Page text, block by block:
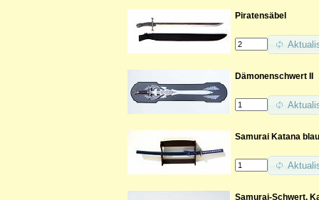
Piratensäbel
Dämonenschwert II
Samurai Katana
Samurai-Schwert,